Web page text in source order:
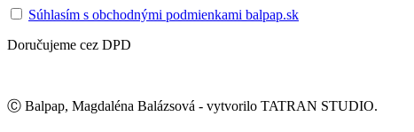
Súhlasím s obchodnými podmienkami balpap.sk
Doručujeme cez DPD
Ⓒ Balpap, Magdaléna Balázsová - vytvorilo TATRAN STUDIO.